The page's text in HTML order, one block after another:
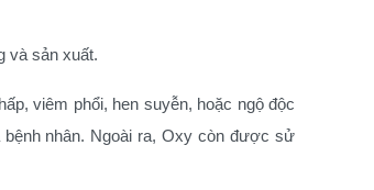
và sản xuất.
viêm phổi, hen suyễn, hoặc ngộ độc
nhân. Ngoài ra, Oxy còn được sử